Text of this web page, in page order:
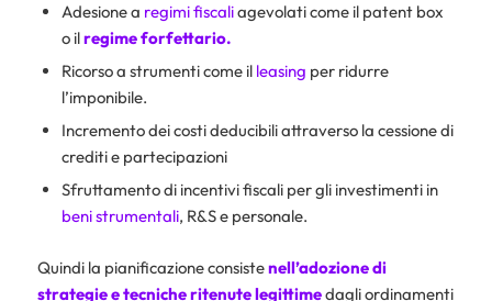
Adesione a regimi fiscaliagevolati come il patent box
o ilregime forfettario.
Ricorso a strumenti come il leasing per ridurre
l’imponibile.
Incremento dei costi deducibili attraverso la cessione di
crediti e partecipazioni
Sfruttamento di incentivi fiscali per gli investimenti in
beni strumentali, R&S e personale.
Quindi la pianificazione consistenell’adozione di
strategie e tecniche ritenute legittimedagli ordinamenti